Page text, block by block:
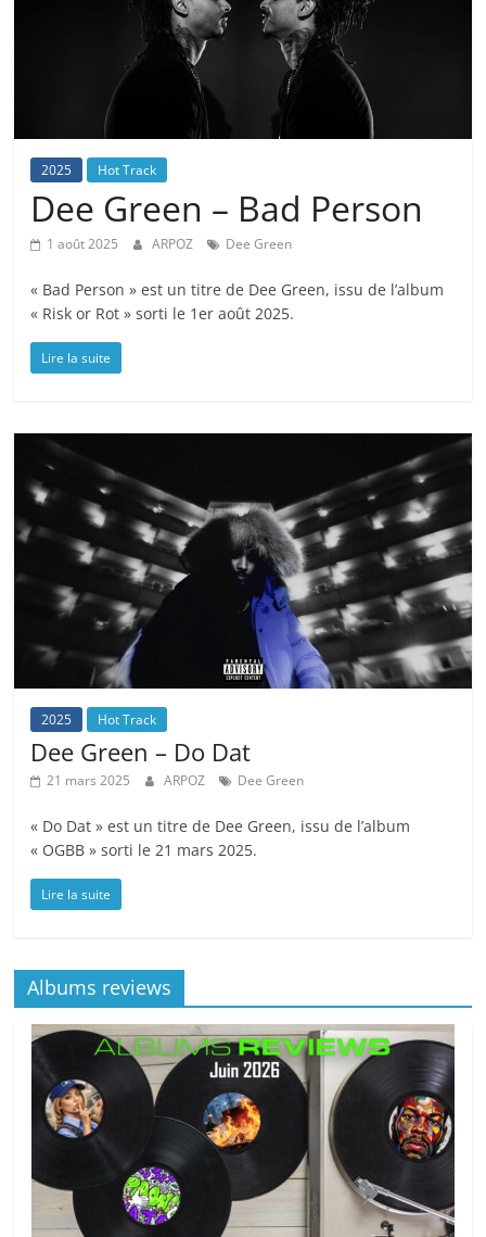
2025 Hot Track
Dee Green – Bad Person
1 août 2025 ARPOZ Dee Green
« Bad Person » est un titre de Dee Green, issu de l’album
« Risk or Rot » sorti le 1er août 2025.
Lire la suite
2025 Hot Track
Dee Green – Do Dat
21 mars 2025 ARPOZ Dee Green
« Do Dat » est un titre de Dee Green, issu de l’album
« OGBB » sorti le 21 mars 2025.
Lire la suite
Albums reviews